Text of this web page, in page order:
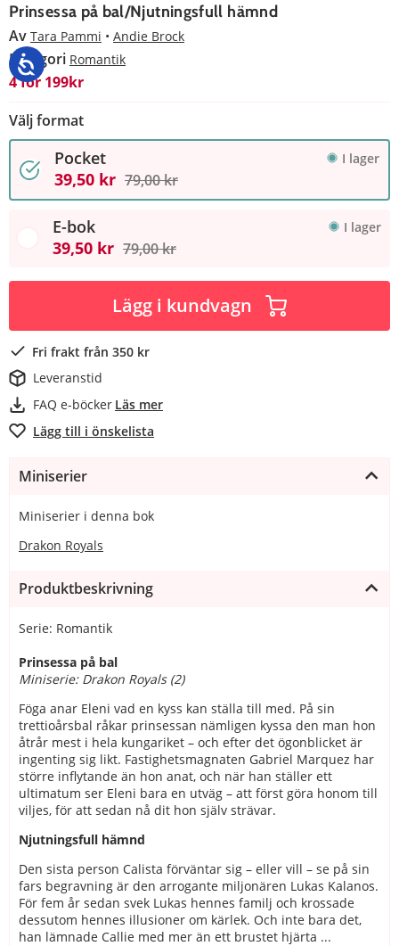
Prinsessa på bal/Njutningsfull hämnd
Av Tara Pammi Andie Brock
Kategori Romantik
4 för 199kr
Välj format
Pocket I lager
39,50 kr 79,00 kr
E-bok I lager
39,50 kr 79,00 kr
Lägg i kundvagn
Fri frakt från 350 kr
Leveranstid
FAQ e-böcker Läs mer
Lägg till i önskelista
Miniserier
Miniserier i denna bok
Drakon Royals
Produktbeskrivning
Serie: Romantik
Prinsessa på bal
Miniserie: Drakon Royals (2)
Föga anar Eleni vad en kyss kan ställa till med. På sin
trettioårsbal råkar prinsessan nämligen kyssa den man hon
åtrår mest i hela kungariket – och efter det ögonblicket är
ingenting sig likt. Fastighetsmagnaten Gabriel Marquez har
större inflytande än hon anat, och när han ställer ett
ultimatum ser Eleni bara en utväg – att först göra honom till
viljes, för att sedan nå dit hon själv strävar.
Njutningsfull hämnd
Den sista person Calista förväntar sig – eller vill – se på sin
fars begravning är den arrogante miljonären Lukas Kalanos.
För fem år sedan svek Lukas hennes familj och krossade
dessutom hennes illusioner om kärlek. Och inte bara det,
han lämnade Callie med mer än ett brustet hjärta ...